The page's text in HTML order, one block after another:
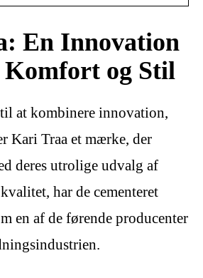
En Innovation
og Stil
at kombinere innovation,
Kari Traa et mærke, der
deres utrolige udvalg af
har de cementeret
en af de førende producenter